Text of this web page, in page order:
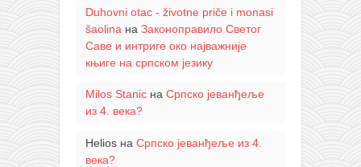
Duhovni otac - životne priče i monasi
šaolina на Законоправило Светог
Саве и интриге око најважније
књиге на српском језику
Milos Stanicна Српско јеванђеље
из 4. века?
Heliosна Српско јеванђеље из 4.
века?